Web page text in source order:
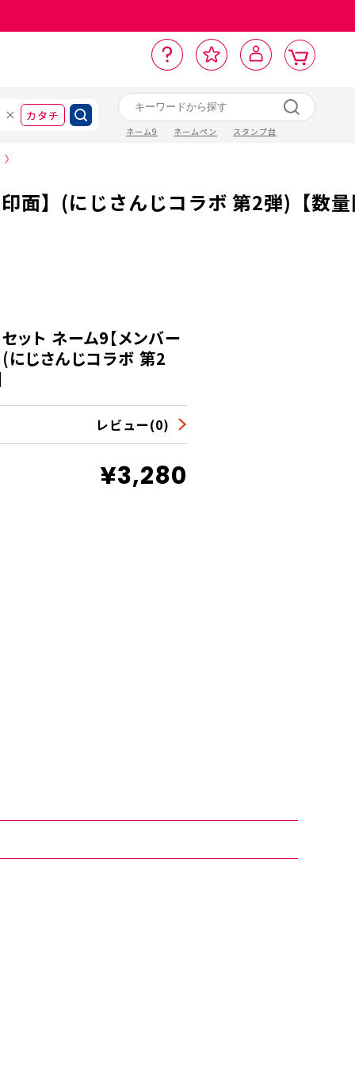
カタチ
ネーム9 ネームペン スタンプ台
サ
ポ
ト
ー お
気
に
入
り
ロ
グ
イ
ン ト
ー
〉
面】(にじさんじコラボ 第2弾)【数
ト ネーム9【メンバー
(にじさんじコラボ 第2
レビュー(0)
¥3,280